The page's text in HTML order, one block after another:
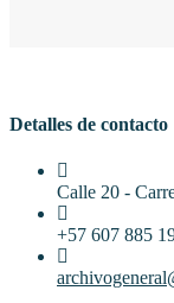
Detalles de contacto
Calle 20 -
+57 607 885